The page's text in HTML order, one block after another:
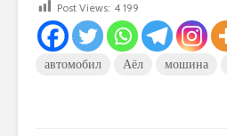
Post Views: 4 199
автомобил Аёл мошина